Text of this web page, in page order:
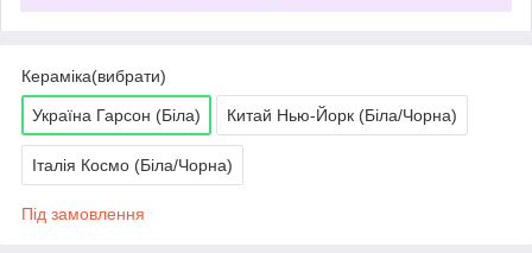
Кераміка(вибрати)
Україна Гарсон (Біла) Китай Нью-Йорк (Біла/Чорна)
Італія Космо (Біла/Чорна)
Під замовлення